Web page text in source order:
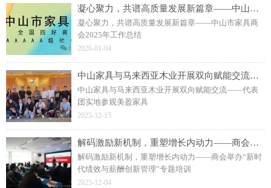
凝心聚力，共谱高质量发展新篇章——中山市家具商会2025年工作总结
凝心聚力，共谱高质量发展新篇章——中山市家具商
会2025年工作总结
2026-01-04
中山家具与马来西亚木业开展双向赋能交流——代表团实地参观美盈家具
中山家具与马来西亚木业开展双向赋能交流——代表
团实地参观美盈家具
2025-12-15
解码激励新机制，重塑增长内动力——商会举办“新时代绩效与薪酬创新管理”专题培训
解码激励新机制，重塑增长内动力——商会举办“新时
代绩效与薪酬创新管理”专题培训
2025-12-04